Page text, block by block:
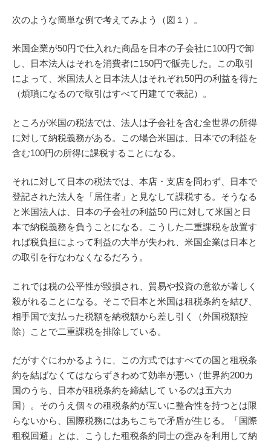
次のような簡単な例で考えてみよう（図１）。
米国企業が50円で仕入れた商品を日本の子会社に100円で卸
し、日本法人はそれを消費者に150円で販売した。この取引
によって、米国法人と日本法人はそれぞれ50円の利益を得た
（煩瑣になるので取引はすべて円建てで表記）。
ところが米国の税法では、法人は子会社を含む全世界の所得
に対して納税義務がある。この場合米国は、日本での利益を
含む100円の所得に課税することになる。
それに対して日本の税法では、本店・支店を問わず、日本で
登記された法人を「居住者」と見なして課税する。そうなる
と米国法人は、日本の子会社の利益50 円に対して米国と日
本で納税義務を負うことになる。こうした二重課税を放置す
れば税負担によって利益の大半が失われ、米国企業は日本と
の取引を行なわなくなるだろう。
これでは税の公平性が毀損され、貿易や投資の意欲が著しく
殺がれることになる。そこで日本と米国は租税条約を結び、
相手国で支払った税額を納税額から差し引く（外国税額控
除）ことで二重課税を排除している。
だがすぐにわかるように、この方式ではすべての国と租税条
約を結ばなくてはならずきわめて効率が悪い（世界約200カ
国のうち、日本が租税条約を締結して いるのは五六カ
国）。そのうえ個々の租税条約が互いに整合性を持つとは限
らないから、国際税務にはあちこちで矛盾が生じる。「国際
租税回避」とは、こうした租税条約同士の歪みを利用して納